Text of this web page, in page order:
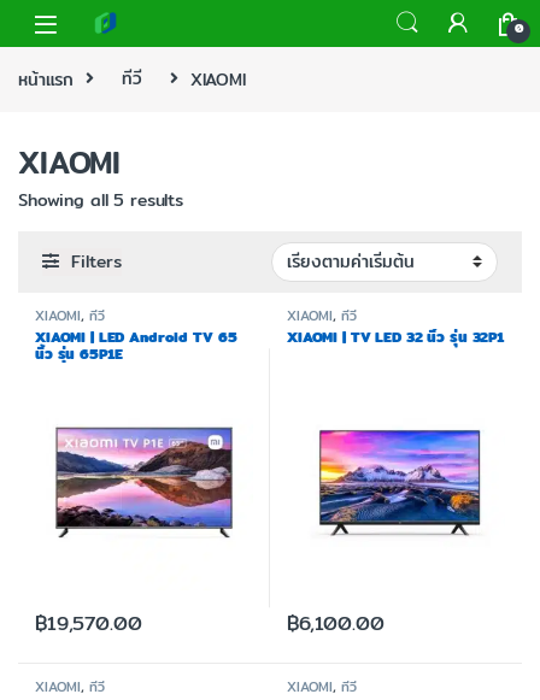
0
หน้าแรก ทีวี XIAOMI
XIAOMI
Showing all 5 results
Filters
XIAOMI, ทีวี
XIAOMI | LED Android TV 65
นิ้ว รุ่น 65P1E
฿19,570.00
XIAOMI, ทีวี
XIAOMI | TV LED 32 นิ้ว รุ่น 32P1
฿6,100.00
XIAOMI, ทีวี XIAOMI, ทีวี